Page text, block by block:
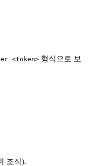
<token> 형식으로 보
조직).